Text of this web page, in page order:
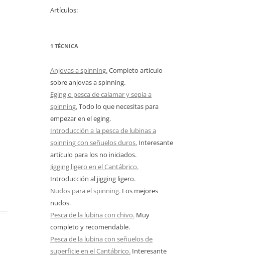
Artículos:
1 TÉCNICA
Anjovas a spinning.Completo artículo
sobre anjovas a spinning.
Eging o pesca de calamar y sepia a
spinning.Todo lo que necesitas para
empezar en el eging.
Introducción a la pesca de lubinas a
spinning con señuelos duros. Interesante
artículo para los no iniciados.
Jigging ligero en el Cantábrico.
Introducción al jigging ligero.
Nudos para el spinning. Los mejores
nudos.
Pesca de la lubina con chivo. Muy
completo y recomendable.
Pesca de la lubina con señuelos de
superficie en el Cantábrico. Interesante